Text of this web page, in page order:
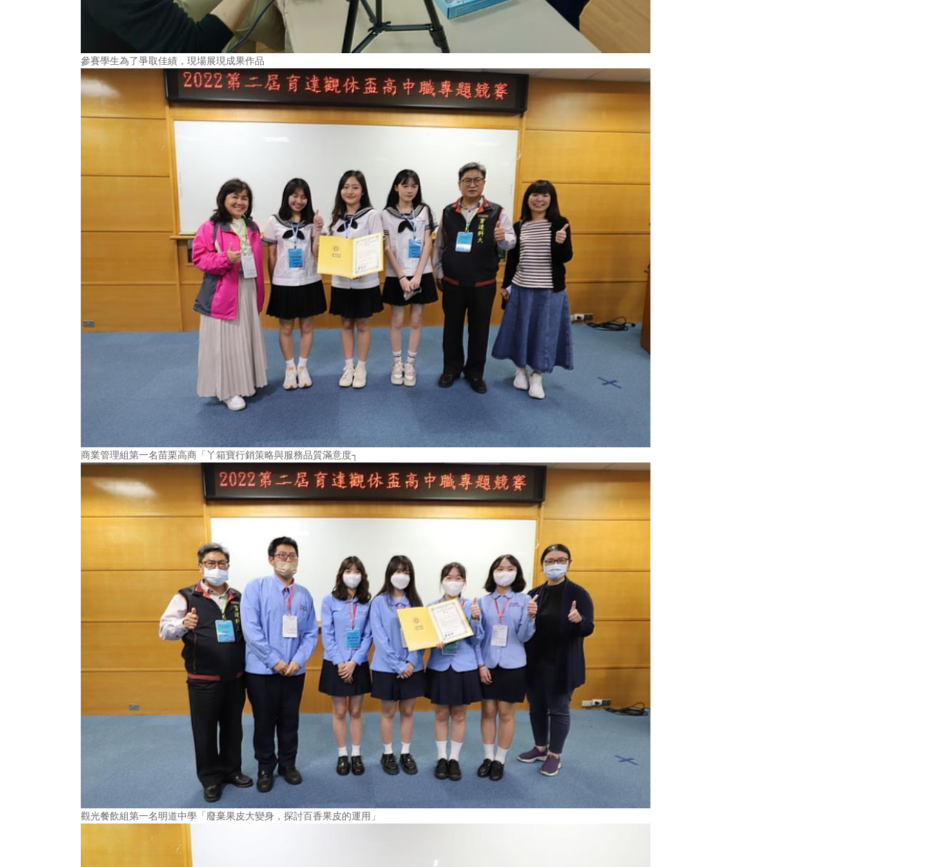
參賽學生為了爭取佳績，現場展現成果作品
商業管理組第一名苗栗高商「丫箱寶行銷策略與服務品質滿意度┐
觀光餐飲組第一名明道中學「廢棄果皮大變身，探討百香果皮的運用」